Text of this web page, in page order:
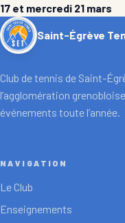
17 et mercredi 21 mars
Saint-Égrève
Club de tennis de Saint-
l’agglomération
événements toute l’année.
NAVIGATION
Le Club
Enseignements